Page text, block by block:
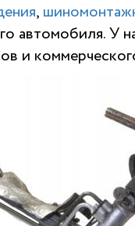
,
автомобиля.
и